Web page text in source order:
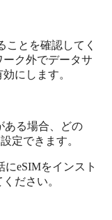
とを確認してく
ク外でデータサ
にします。
ある場合、どの
定できます。
にeSIMをインスト
ださい。